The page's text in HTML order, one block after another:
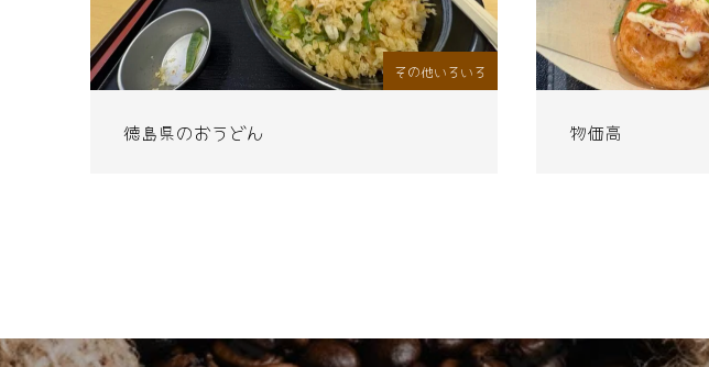
その他いろいろ
徳島県のおうどん 物価高